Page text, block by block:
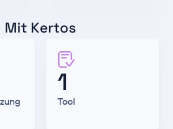
Mit Kertos
1
Tool